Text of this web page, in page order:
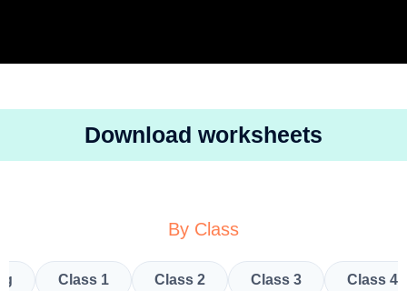
Download worksheets
By Class
Class 1 Class 2 Class 3 Class 4